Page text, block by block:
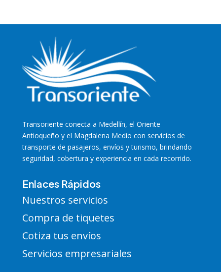
Transoriente conecta a Medellín, el Oriente
Antioqueño y el Magdalena Medio con servicios de
transporte de pasajeros, envíos y turismo, brindando
seguridad, cobertura y experiencia en cada recorrido.
Enlaces Rápidos
Nuestros servicios
Compra de tiquetes
Cotiza tus envíos
Servicios empresariales